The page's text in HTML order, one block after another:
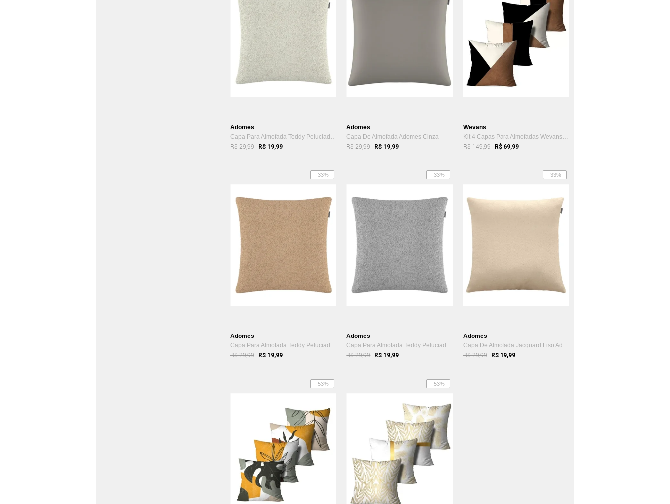
Adomes
Capa Para Almofada Teddy Peluciado Adomes Bege
R$ 29,99 R$ 19,99
Adomes
Capa De Almofada Adomes Cinza
R$ 29,99 R$ 19,99
Wevans
Kit 4 Capas Para Almofadas Wevans Marrom
R$ 149,99 R$ 69,99
-33%
Adomes
Capa Para Almofada Teddy Peluciado Adomes Bege
R$ 29,99 R$ 19,99
-33%
Adomes
Capa Para Almofada Teddy Peluciado Adomes Cinza
R$ 29,99 R$ 19,99
-33%
Adomes
Capa De Almofada Jacquard Liso Adomes Rosa
R$ 29,99 R$ 19,99
-53% -53%